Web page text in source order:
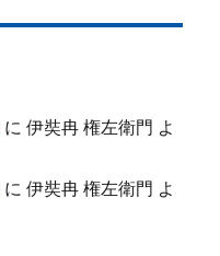
に伊奘冉 権左衛門 よ
に伊奘冉 権左衛門 よ